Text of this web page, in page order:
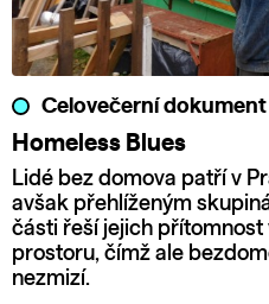
Celovečerní dokument
Homeless Blues
Lidé bez domova patří v
avšak přehlíženým
části řeší jejich
prostoru, čímž ale
nezmizí.